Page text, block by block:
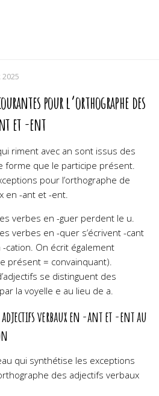
2025
pour l’orthographe des
et -ent
riment avec an sont issus des
forme que le participe présent.
pour l’orthographe de
en -ant et -ent.
verbes en -guer perdent le u.
verbes en -quer s’écrivent -cant
-cation. On écrit également
présent = convainquant).
se distinguent des
la voyelle e au lieu de a.
adjectifs verbaux en -ant et -entau
qui synthétise les exceptions
des adjectifs verbaux